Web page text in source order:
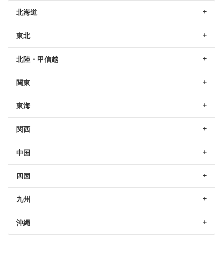
北海道
東北
北陸・甲信越
関東
東海
関西
中国
四国
九州
沖縄